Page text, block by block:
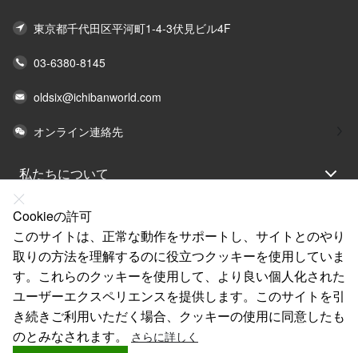
東京都千代田区平河町1-4-3伏見ビル4F
03-6380-8145
oldsix@ichibanworld.com
オンライン連絡先
私たちについて
法律声明
ヘルプ
サービス
リンク
Cookieの許可
このサイトは、正常な動作をサポートし、サイトとのやり
取りの方法を理解するのに役立つクッキーを使用していま
す。これらのクッキーを使用して、より良い個人化された
ユーザーエクスペリエンスを提供します。このサイトを引
き続きご利用いただく場合、クッキーの使用に同意したも
のとみなされます。
さらに詳しく